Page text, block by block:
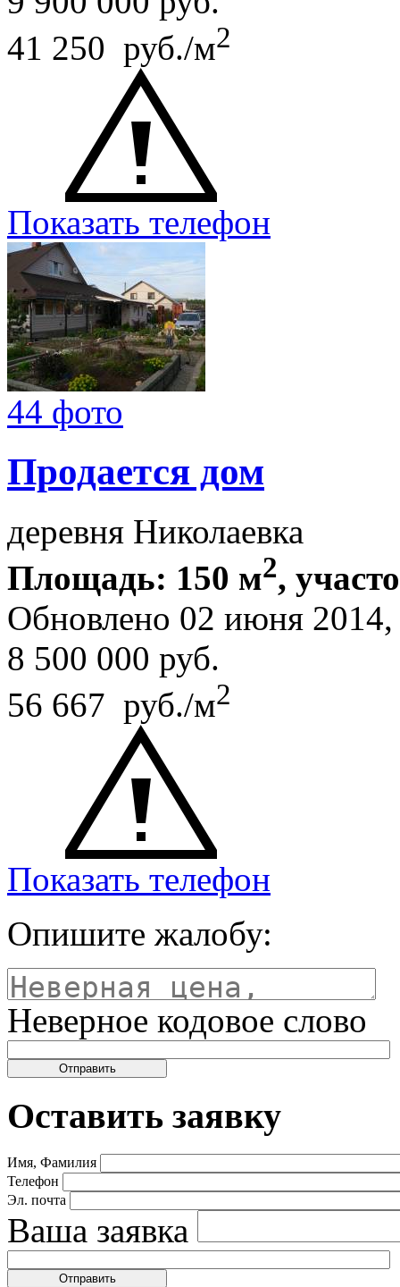
41 250 руб./м2
Показать телефон
44 фото
Продается дом
деревня Николаевка
Площадь: 150 м2,
Обновлено 02 июня
8 500 000 руб.
56 667 руб./м2
Показать телефон
Опишите жалобу:
Неверное кодовое слово
Оставить заявку
Имя, Фамилия
Телефон
Эл. почта
Ваша заявка